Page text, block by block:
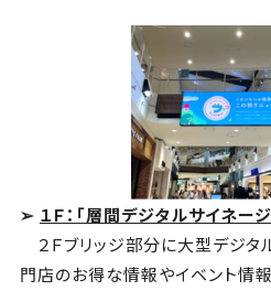
➢ １Ｆ：「層間デジタルサイネー
２Ｆブリッジ部分に大型デジタ
門店のお得な情報やイベント情